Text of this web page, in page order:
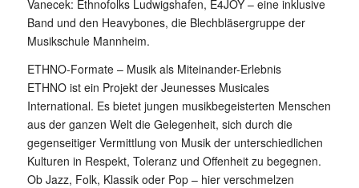
Vanecek: Ethnofolks Ludwigshafen, E4JOY – eine inklusive
Band und den Heavybones, die Blechbläsergruppe der
Musikschule Mannheim.
ETHNO-Formate – Musik als Miteinander-Erlebnis
ETHNO ist ein Projekt der Jeunesses Musicales
International. Es bietet jungen musikbegeisterten Menschen
aus der ganzen Welt die Gelegenheit, sich durch die
gegenseitiger Vermittlung von Musik der unterschiedlichen
Kulturen in Respekt, Toleranz und Offenheit zu begegnen.
Ob Jazz, Folk, Klassik oder Pop – hier verschmelzen